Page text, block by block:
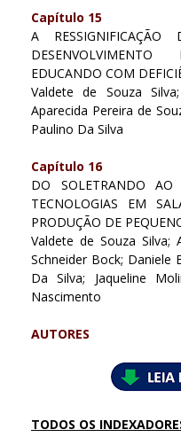
Capítulo 15
A RESSIGNIFICAÇÃO
EDUCANDO COM
Valdete de Souza
Aparecida Pereira de
Paulino Da Silva
Capítulo 16
DO SOLETRANDO AO
TECNOLOGIAS EM
PRODUÇÃO DE
Valdete de Souza Silva;
Schneider Bock; Daniele
Da Silva; Jaqueline
Nascimento
AUTORES
TODOS OS